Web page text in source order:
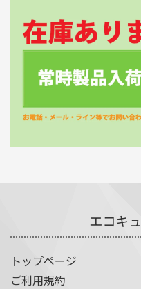
エコキ
トップページ
ご利用規約